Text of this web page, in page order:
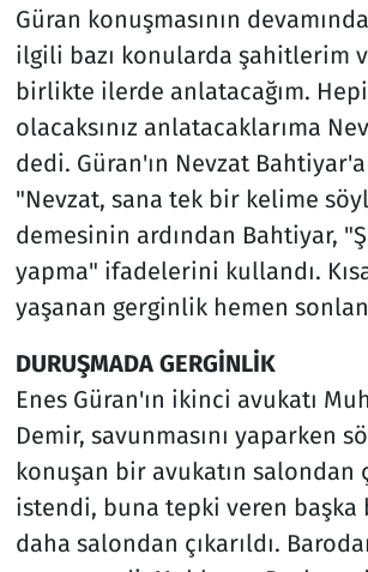
Güran konuşmasının
ilgili bazı konularda şahitlerim
birlikte ilerde anlatacağım.
olacaksınız anlatacaklarıma
dedi. Güran'ın Nevzat
"Nevzat, sana tek bir kelime
demesinin ardından Bahtiyar,
yapma" ifadelerini kullandı.
yaşanan gerginlik hemen
DURUŞMADA GERGİNLİK
Enes Güran'ın ikinci avukatı
Demir, savunmasını yaparken
konuşan bir avukatın salondan
istendi, buna tepki veren başka
daha salondan çıkarıldı.